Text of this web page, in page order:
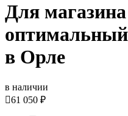
Для
оптимальный
в Орле
в наличии
61 050 ₽